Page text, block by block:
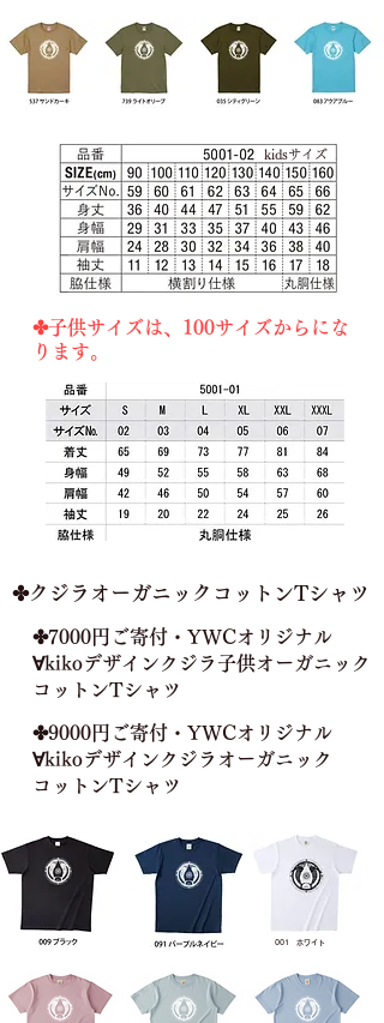
kidsサイズ
✤子供サイズは、100サイズからにな
ります。
​✤クジラ オーガニックコットンTシャツ
​✤7000円ご寄付・YWCオリジナル
∀kikoデザインクジラ子供オーガニック
コットンTシャツ
✤9000円ご寄付・YWCオリジナル
∀kikoデザインクジラ オーガニック
​コットンTシャツ
​001 ホワイト